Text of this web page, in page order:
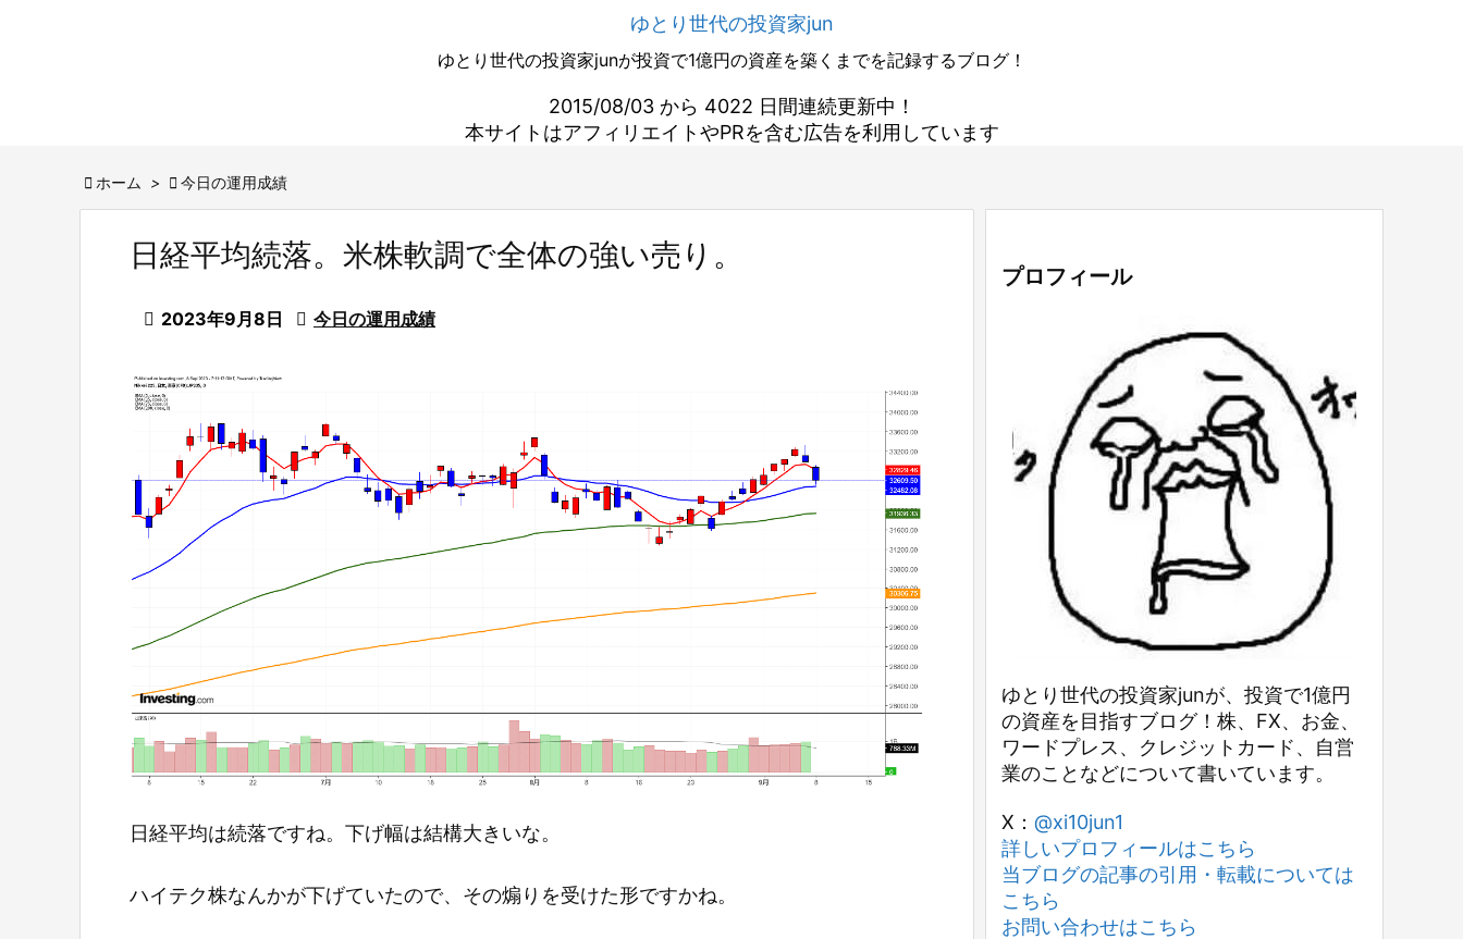
ゆとり世代の投資家jun
ゆとり世代の投資家junが投資で1億円の資産を築くまでを記録するブログ！
2015/08/03 から 4022 日間連続更新中！
本サイトはアフィリエイトやPRを含む広告を利用しています
 ホーム >  今日の運用成績
日経平均続落。米株軟調で全体の強い売り。
 2023年9月8日  今日の運用成績
日経平均は続落ですね。下げ幅は結構大きいな。
ハイテク株なんかが下げていたので、その煽りを受けた形ですかね。
プロフィール
ゆとり世代の投資家junが、投資で1億円
の資産を目指すブログ！株、FX、お金、
ワードプレス、クレジットカード、自営
業のことなどについて書いています。
X： @xi10jun1
詳しいプロフィールはこちら
当ブログの記事の引用・転載については
こちら
お問い合わせはこちら